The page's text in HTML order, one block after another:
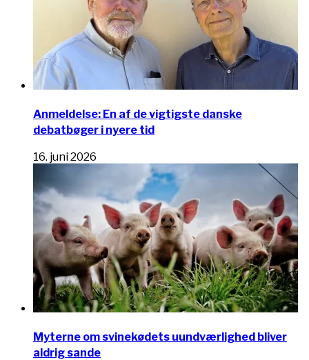
Anmeldelse: En af de vigtigste danske
debatbøger i nyere tid
16. juni 2026
Myterne om svinekødets uundværlighed bliver
aldrig sande